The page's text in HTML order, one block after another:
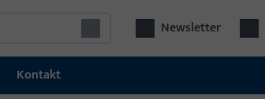
Newsletter
Kontakt